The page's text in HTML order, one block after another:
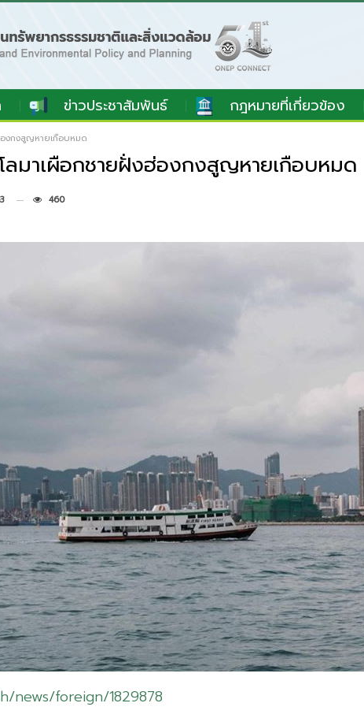
ข่าวประชาสัมพันธ์ กฎหมายที่เกี่ยวข้อง
องกงสูญหายเกือบหมด
มาเผือกชายฝั่งฮ่องกงสูญหายเกือบหมด
460
news/foreign/1829878